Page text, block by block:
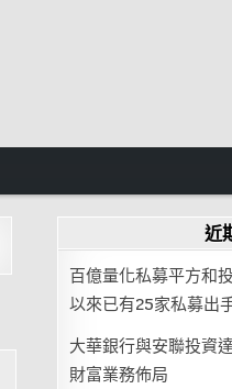
近
百億量化私募平方和
以來已有25家私募出
大華銀行與安聯投資
財富業務佈局